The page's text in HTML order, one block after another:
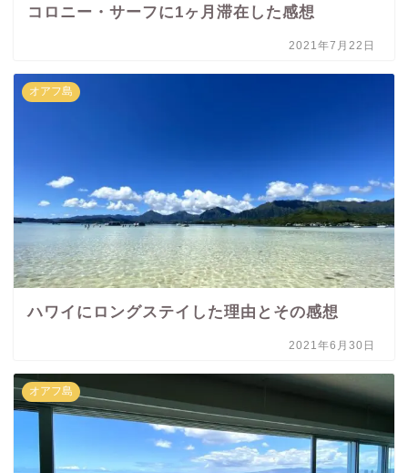
コロニー・サーフに1ヶ月滞在した感想
2021年7月22日
オアフ島
ハワイにロングステイした理由とその感想
2021年6月30日
オアフ島